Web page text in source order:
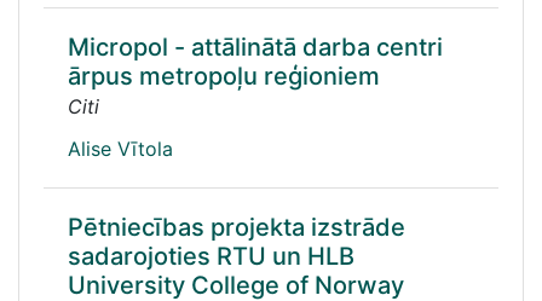
Micropol - attālinātā darba centri
ārpus metropoļu reģioniem
Citi
Alise Vītola
Pētniecības projekta izstrāde
sadarojoties RTU un HLB
University College of Norway